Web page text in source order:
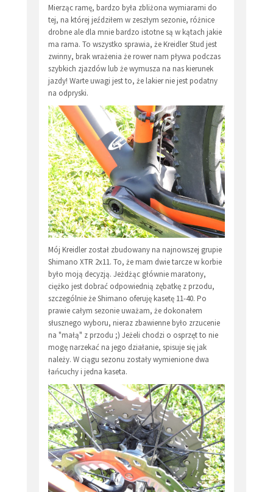
Mierząc ramę, bardzo była zbliżona wymiarami do
tej, na której jeździłem w zeszłym sezonie, różnice
drobne ale dla mnie bardzo istotne są w kątach jakie
ma rama. To wszystko sprawia, że Kreidler Stud jest
zwinny, brak wrażenia że rower nam pływa podczas
szybkich zjazdów lub że wymusza na nas kierunek
jazdy! Warte uwagi jest to, że lakier nie jest podatny
na odpryski.
Mój Kreidler został zbudowany na najnowszej grupie
Shimano XTR 2x11. To, że mam dwie tarcze w korbie
było moją decyzją. Jeżdżąc głównie maratony,
ciężko jest dobrać odpowiednią zębatkę z przodu,
szczególnie że Shimano oferuję kasetę 11-40. Po
prawie całym sezonie uważam, że dokonałem
słusznego wyboru, nieraz zbawienne było zrzucenie
na "małą" z przodu ;) Jeżeli chodzi o osprzęt to nie
mogę narzekać na jego działanie, spisuje się jak
należy. W ciągu sezonu zostały wymienione dwa
łańcuchy i jedna kaseta.